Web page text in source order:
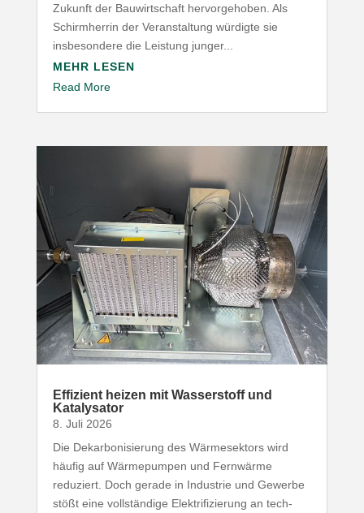
Zukunft der Bauwirtschaft hervorgehoben. Als
Schirmherrin der Veranstaltung würdigte sie
insbesondere die Leistung junger...
MEHR LESEN
Read More
Effizient heizen mit Wasser­stoff und
Katalysator
8. Juli 2026
Die Dekar­bo­ni­sierung des Wärme­sektors wird
häufig auf Wärme­pumpen und Fernwärme
reduziert. Doch gerade in Industrie und Gewerbe
stößt eine voll­ständige Elek­tri­fi­zierung an tech­